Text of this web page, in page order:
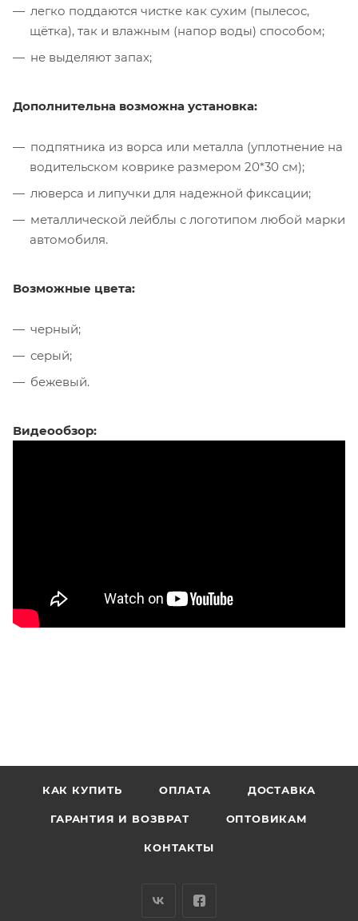
легко поддаются чистке как сухим (пылесос,
щётка), так и влажным (напор воды) способом;
не выделяют запах;
Дополнительна возможна установка:
подпятника из ворса или металла (уплотнение на
водительском коврике размером 20*30 см);
люверса и липучки для надежной фиксации;
металлической лейблы с логотипом любой марки
автомобиля.
Возможные цвета:
черный;
серый;
бежевый.
Видеообзор:
КАК КУПИТЬ ОПЛАТА ДОСТАВКА
ГАРАНТИЯ И ВОЗВРАТ ОПТОВИКАМ
КОНТАКТЫ